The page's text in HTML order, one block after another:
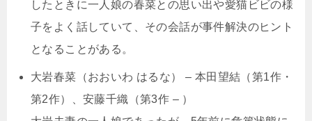
したときに一人娘の春菜との思い出や愛猫ビビの様
子をよく話していて、その会話が事件解決のヒント
となることがある。
大岩春菜（おおいわ はるな） – 本田望結（第1作・
第2作）、安藤千織（第3作 – ）